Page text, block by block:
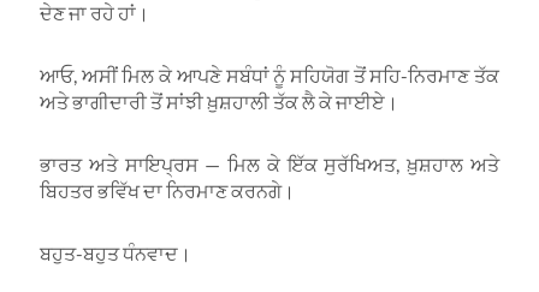
ਦੇਣ ਜਾ ਰਹੇ ਹਾਂ।
ਆਓ, ਅਸੀਂ ਮਿਲ ਕੇ ਆਪਣੇ ਸਬੰਧਾਂ ਨੂੰ ਸਹਿਯੋਗ ਤੋਂ ਸਹਿ-ਨਿਰਮਾਣ ਤੱਕ
ਅਤੇ ਭਾਗੀਦਾਰੀ ਤੋਂ ਸਾਂਝੀ ਖ਼ੁਸ਼ਹਾਲੀ ਤੱਕ ਲੈ ਕੇ ਜਾਈਏ।
ਭਾਰਤ ਅਤੇ ਸਾਇਪ੍ਰਸ — ਮਿਲ ਕੇ ਇੱਕ ਸੁਰੱਖਿਅਤ, ਖ਼ੁਸ਼ਹਾਲ ਅਤੇ
ਬਿਹਤਰ ਭਵਿੱਖ ਦਾ ਨਿਰਮਾਣ ਕਰਨਗੇ।
ਬਹੁਤ-ਬਹੁਤ ਧੰਨਵਾਦ।